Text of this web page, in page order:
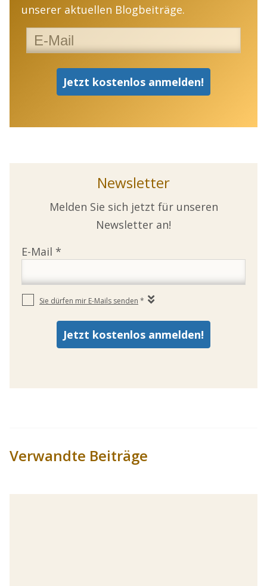
unserer aktuellen Blogbeiträge.
Newsletter
Melden Sie sich jetzt für unseren
Newsletter an!
Verwandte Beiträge